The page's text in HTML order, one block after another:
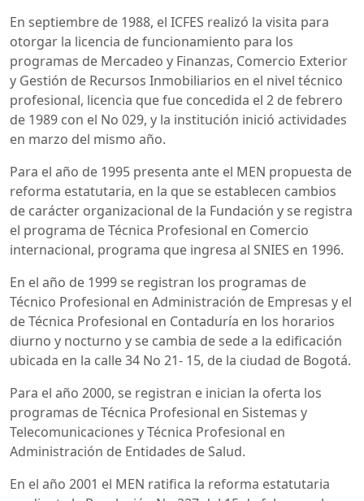
En septiembre de 1988, el ICFES realizó la visita para
otorgar la licencia de funcionamiento para los
programas de Mercadeo y Finanzas, Comercio Exterior
y Gestión de Recursos Inmobiliarios en el nivel técnico
profesional, licencia que fue concedida el 2 de febrero
de 1989 con el No 029, y la institución inició actividades
en marzo del mismo año.
Para el año de 1995 presenta ante el MEN propuesta de
reforma estatutaria, en la que se establecen cambios
de carácter organizacional de la Fundación y se registra
el programa de Técnica Profesional en Comercio
internacional, programa que ingresa al SNIES en 1996.
En el año de 1999 se registran los programas de
Técnico Profesional en Administración de Empresas y el
de Técnica Profesional en Contaduría en los horarios
diurno y nocturno y se cambia de sede a la edificación
ubicada en la calle 34 No 21- 15, de la ciudad de Bogotá.
Para el año 2000, se registran e inician la oferta los
programas de Técnica Profesional en Sistemas y
Telecomunicaciones y Técnica Profesional en
Administración de Entidades de Salud.
En el año 2001 el MEN ratifica la reforma estatutaria